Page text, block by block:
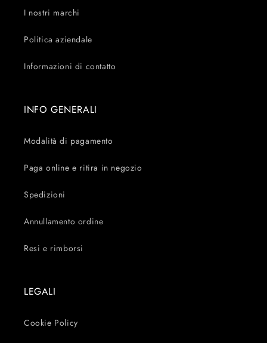
I nostri marchi
Politica aziendale
Informazioni di contatto
INFO GENERALI
Modalità di pagamento
Paga online e ritira in negozio
Spedizioni
Annullamento ordine
Resi e rimborsi
LEGALI
Cookie Policy